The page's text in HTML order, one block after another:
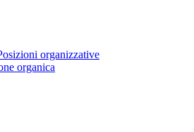
organizzative
organica